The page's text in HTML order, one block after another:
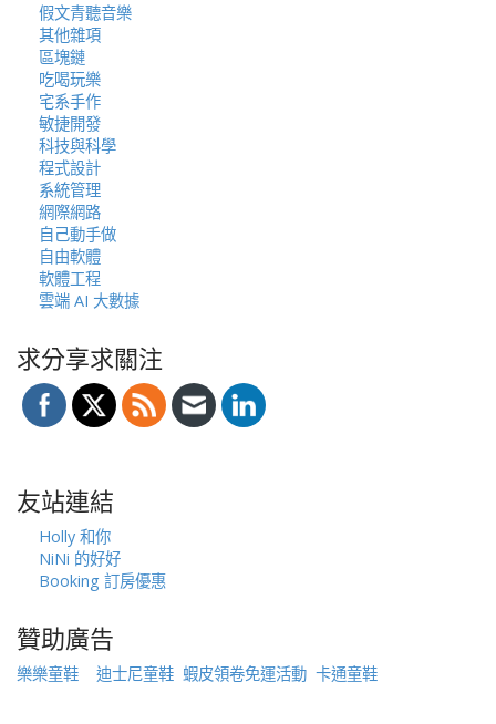
假文青聽音樂
其他雜項
區塊鏈
吃喝玩樂
宅系手作
敏捷開發
科技與科學
程式設計
系統管理
網際網路
自己動手做
自由軟體
軟體工程
雲端 AI 大數據
求分享求關注
友站連結
Holly 和你
NiNi 的好好
Booking 訂房優惠
贊助廣告
樂樂童鞋 迪士尼童鞋 蝦皮領卷免運活動 卡通童鞋